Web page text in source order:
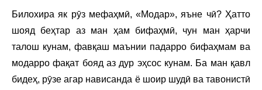
Билохира як рӯз мефаҳмӣ, «Модар», яъне чӣ? Ҳатто
шояд беҳтар аз ман ҳам бифаҳмӣ, чун ман ҳарчи
талош кунам, фавқаш маънии падарро бифаҳмам ва
модарро фақат бояд аз дур эҳсос кунам. Ба ман қавл
бидеҳ, рӯзе агар нависанда ё шоир шудӣ ва тавонистӣ